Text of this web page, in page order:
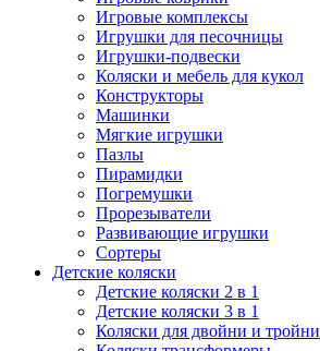
Игровые комплексы
Игрушки для песочницы
Игрушки-подвески
Коляски и мебель для кукол
Конструкторы
Машинки
Мягкие игрушки
Пазлы
Пирамидки
Погремушки
Прорезыватели
Развивающие игрушки
Сортеры
Детские коляски
Детские коляски 2 в 1
Детские коляски 3 в 1
Коляски для двойни и тройни